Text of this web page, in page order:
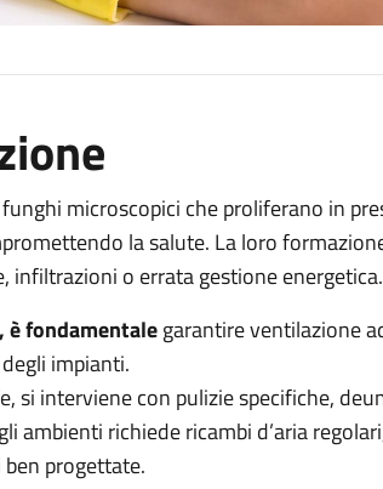
microscopici che proliferano in
la salute. La loro
infiltrazioni o errata gestione
è fondamentalegarantire ventilazione
impianti.
si interviene con pulizie specifiche,
ambienti richiede ricambi d’aria
progettate.